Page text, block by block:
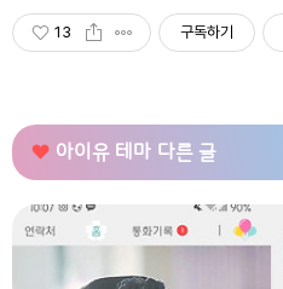
13 구독하기
아이유 테마 다른 글